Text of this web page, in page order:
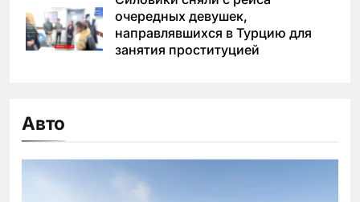
очередных девушек,
направлявшихся в Турцию для
занятия проституцией
Авто